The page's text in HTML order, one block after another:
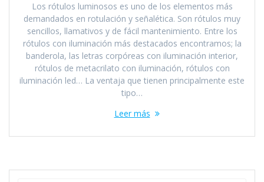
Los rótulos luminosos es uno de los elementos más
demandados en rotulación y señalética. Son rótulos muy
sencillos, llamativos y de fácil mantenimiento. Entre los
rótulos con iluminación más destacados encontramos; la
banderola, las letras corpóreas con iluminación interior,
rótulos de metacrilato con iluminación, rótulos con
iluminación led… La ventaja que tienen principalmente este
tipo…
Leer más